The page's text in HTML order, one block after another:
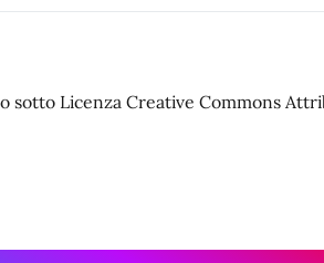
sotto Licenza Creative Commons